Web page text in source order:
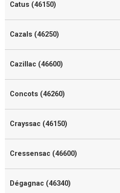
Catus (46150)
Cazals (46250)
Cazillac (46600)
Concots (46260)
Crayssac (46150)
Cressensac (46600)
Dégagnac (46340)